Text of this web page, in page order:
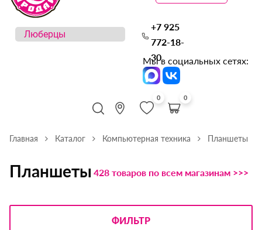
+7 925
772-18-
30
Мы в социальных сетях:
0 0
Главная Каталог Компьютерная техника Планшеты
Планшеты 428 товаров по всем магазинам >>>
ФИЛЬТР